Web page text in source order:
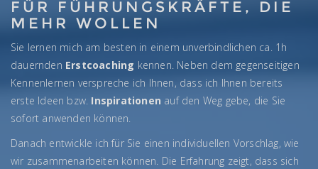
FÜR FÜHRUNGSKRÄFTE, DIE
MEHR WOLLEN
Sie lernen mich am besten in einem unverbindlichen ca. 1h
dauernden Erstcoaching kennen. Neben dem gegenseitigen
Kennenlernen verspreche ich Ihnen, dass ich Ihnen bereits
erste Ideen bzw. Inspirationen auf den Weg gebe, die Sie
sofort anwenden können.
Danach entwickle ich für Sie einen individuellen Vorschlag, wie
wir zusammenarbeiten können. Die Erfahrung zeigt, dass sich